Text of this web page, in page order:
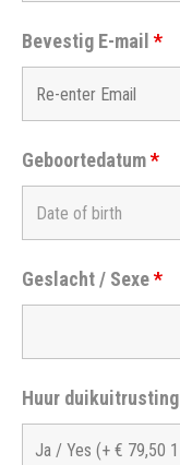
Bevestig E-mail *
Geboortedatum*
Geslacht / Sexe*
Huur duikuitrusting